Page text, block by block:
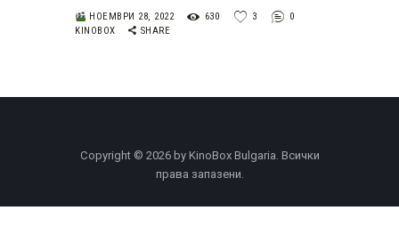
НОЕМВРИ 28, 2022 630 3
0
KINOBOX
SHARE
Copyright © 2026 by KinoBox Bulgaria. Всички
права запазени.